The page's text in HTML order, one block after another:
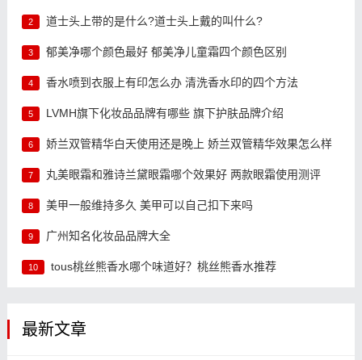
2 道士头上带的是什么?道士头上戴的叫什么?
3 郁美净哪个颜色最好 郁美净儿童霜四个颜色区别
4 香水喷到衣服上有印怎么办 清洗香水印的四个方法
5 LVMH旗下化妆品品牌有哪些 旗下护肤品牌介绍
6 娇兰双管精华白天使用还是晚上 娇兰双管精华效果怎么样
7 丸美眼霜和雅诗兰黛眼霜哪个效果好 两款眼霜使用测评
8 美甲一般维持多久 美甲可以自己扣下来吗
9 广州知名化妆品品牌大全
10 tous桃丝熊香水哪个味道好？桃丝熊香水推荐
最新文章